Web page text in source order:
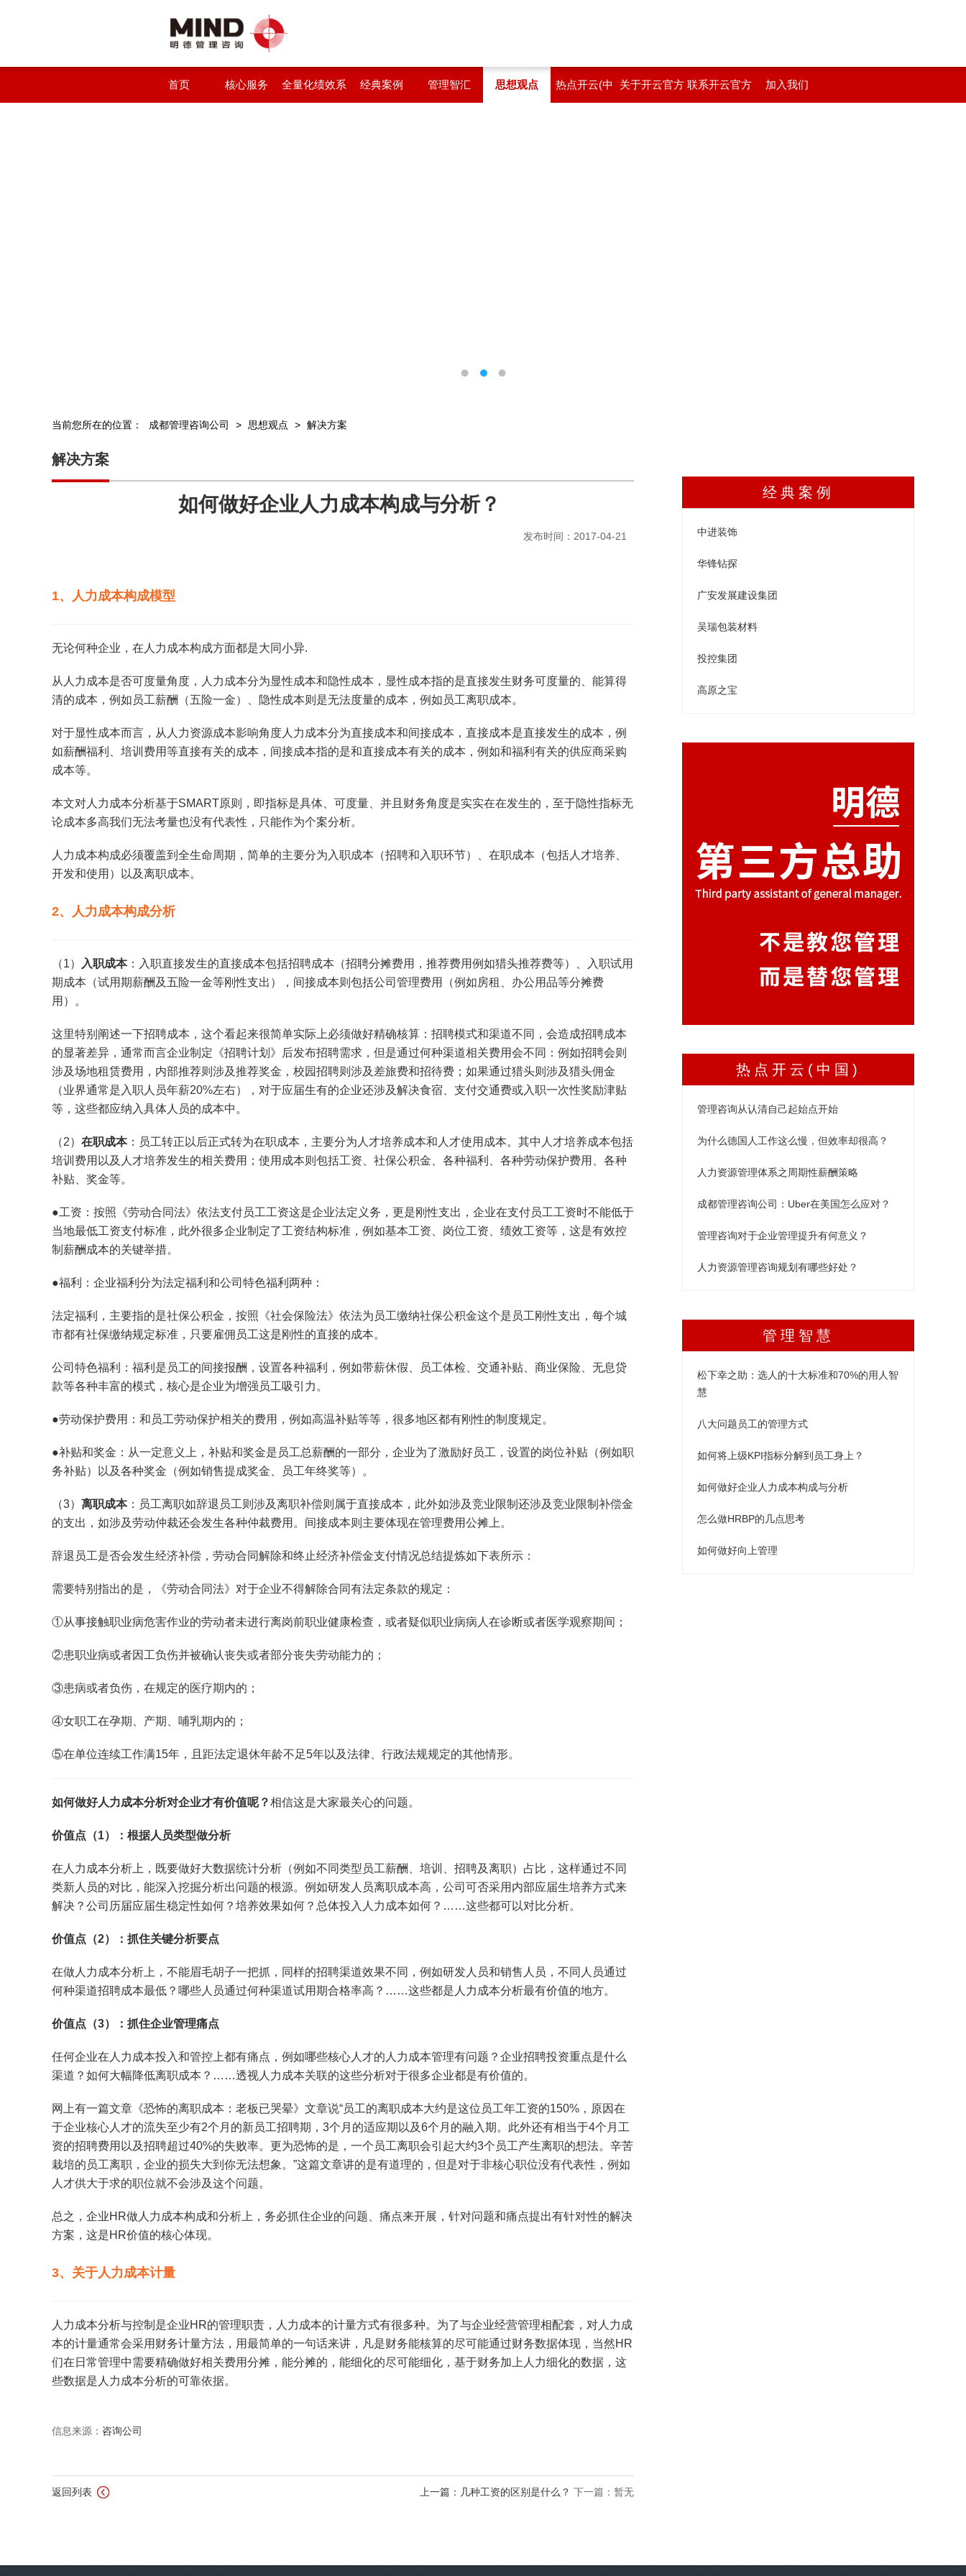
首页 核心服务 全量化绩效系 经典案例 管理智汇 思想观点 热点开云(中 关于开云官方 联系开云官方 加入我们
当前您所在的位置： 成都管理咨询公司 > 思想观点 > 解决方案
解决方案
如何做好企业人力成本构成与分析？
发布时间：2017-04-21
1、人力成本构成模型
无论何种企业，在人力成本构成方面都是大同小异.
从人力成本是否可度量角度，人力成本分为显性成本和隐性成本，显性成本指的是直接发生财务可度量的、能算得
清的成本，例如员工薪酬（五险一金）、隐性成本则是无法度量的成本，例如员工离职成本。
对于显性成本而言，从人力资源成本影响角度人力成本分为直接成本和间接成本，直接成本是直接发生的成本，例
如薪酬福利、培训费用等直接有关的成本，间接成本指的是和直接成本有关的成本，例如和福利有关的供应商采购
成本等。
本文对人力成本分析基于SMART原则，即指标是具体、可度量、并且财务角度是实实在在发生的，至于隐性指标无
论成本多高我们无法考量也没有代表性，只能作为个案分析。
人力成本构成必须覆盖到全生命周期，简单的主要分为入职成本（招聘和入职环节）、在职成本（包括人才培养、
开发和使用）以及离职成本。
2、人力成本构成分析
（1） 入职成本：入职直接发生的直接成本包括招聘成本（招聘分摊费用，推荐费用例如猎头推荐费等）、入职试用
期成本（试用期薪酬及五险一金等刚性支出），间接成本则包括公司管理费用（例如房租、办公用品等分摊费
用）。
这里特别阐述一下招聘成本，这个看起来很简单实际上必须做好精确核算：招聘模式和渠道不同，会造成招聘成本
的显著差异，通常而言企业制定《招聘计划》后发布招聘需求，但是通过何种渠道相关费用会不同：例如招聘会则
涉及场地租赁费用，内部推荐则涉及推荐奖金，校园招聘则涉及差旅费和招待费；如果通过猎头则涉及猎头佣金
（业界通常是入职人员年薪20%左右），对于应届生有的企业还涉及解决食宿、支付交通费或入职一次性奖励津贴
等，这些都应纳入具体人员的成本中。
（2） 在职成本：员工转正以后正式转为在职成本，主要分为人才培养成本和人才使用成本。其中人才培养成本包括
培训费用以及人才培养发生的相关费用；使用成本则包括工资、社保公积金、各种福利、各种劳动保护费用、各种
补贴、奖金等。
●工资：按照《劳动合同法》依法支付员工工资这是企业法定义务，更是刚性支出，企业在支付员工工资时不能低于
当地最低工资支付标准，此外很多企业制定了工资结构标准，例如基本工资、岗位工资、绩效工资等，这是有效控
制薪酬成本的关键举措。
●福利：企业福利分为法定福利和公司特色福利两种：
法定福利，主要指的是社保公积金，按照《社会保险法》依法为员工缴纳社保公积金这个是员工刚性支出，每个城
市都有社保缴纳规定标准，只要雇佣员工这是刚性的直接的成本。
公司特色福利：福利是员工的间接报酬，设置各种福利，例如带薪休假、员工体检、交通补贴、商业保险、无息贷
款等各种丰富的模式，核心是企业为增强员工吸引力。
●劳动保护费用：和员工劳动保护相关的费用，例如高温补贴等等，很多地区都有刚性的制度规定。
●补贴和奖金：从一定意义上，补贴和奖金是员工总薪酬的一部分，企业为了激励好员工，设置的岗位补贴（例如职
务补贴）以及各种奖金（例如销售提成奖金、员工年终奖等）。
（3） 离职成本：员工离职如辞退员工则涉及离职补偿则属于直接成本，此外如涉及竞业限制还涉及竞业限制补偿金
的支出，如涉及劳动仲裁还会发生各种仲裁费用。间接成本则主要体现在管理费用公摊上。
辞退员工是否会发生经济补偿，劳动合同解除和终止经济补偿金支付情况总结提炼如下表所示：
需要特别指出的是，《劳动合同法》对于企业不得解除合同有法定条款的规定：
①从事接触职业病危害作业的劳动者未进行离岗前职业健康检查，或者疑似职业病病人在诊断或者医学观察期间；
②患职业病或者因工负伤并被确认丧失或者部分丧失劳动能力的；
③患病或者负伤，在规定的医疗期内的；
④女职工在孕期、产期、哺乳期内的；
⑤在单位连续工作满15年，且距法定退休年龄不足5年以及法律、行政法规规定的其他情形。
如何做好人力成本分析对企业才有价值呢？相信这是大家最关心的问题。
价值点（1）：根据人员类型做分析
在人力成本分析上，既要做好大数据统计分析（例如不同类型员工薪酬、培训、招聘及离职）占比，这样通过不同
类新人员的对比，能深入挖掘分析出问题的根源。例如研发人员离职成本高，公司可否采用内部应届生培养方式来
解决？公司历届应届生稳定性如何？培养效果如何？总体投入人力成本如何？……这些都可以对比分析。
价值点（2）：抓住关键分析要点
在做人力成本分析上，不能眉毛胡子一把抓，同样的招聘渠道效果不同，例如研发人员和销售人员，不同人员通过
何种渠道招聘成本最低？哪些人员通过何种渠道试用期合格率高？……这些都是人力成本分析最有价值的地方。
价值点（3）：抓住企业管理痛点
任何企业在人力成本投入和管控上都有痛点，例如哪些核心人才的人力成本管理有问题？企业招聘投资重点是什么
渠道？如何大幅降低离职成本？……透视人力成本关联的这些分析对于很多企业都是有价值的。
网上有一篇文章《恐怖的离职成本：老板已哭晕》文章说“员工的离职成本大约是这位员工年工资的150%，原因在
于企业核心人才的流失至少有2个月的新员工招聘期，3个月的适应期以及6个月的融入期。此外还有相当于4个月工
资的招聘费用以及招聘超过40%的失败率。更为恐怖的是，一个员工离职会引起大约3个员工产生离职的想法。辛苦
栽培的员工离职，企业的损失大到你无法想象。”这篇文章讲的是有道理的，但是对于非核心职位没有代表性，例如
人才供大于求的职位就不会涉及这个问题。
总之，企业HR做人力成本构成和分析上，务必抓住企业的问题、痛点来开展，针对问题和痛点提出有针对性的解决
方案，这是HR价值的核心体现。
3、关于人力成本计量
人力成本分析与控制是企业HR的管理职责，人力成本的计量方式有很多种。为了与企业经营管理相配套，对人力成
本的计量通常会采用财务计量方法，用最简单的一句话来讲，凡是财务能核算的尽可能通过财务数据体现，当然HR
们在日常管理中需要精确做好相关费用分摊，能分摊的，能细化的尽可能细化，基于财务加上人力细化的数据，这
些数据是人力成本分析的可靠依据。
信息来源： 咨询公司
返回列表 上一篇：几种工资的区别是什么？ 下一篇：暂无
经典案例
中进装饰
华锋钻探
广安发展建设集团
吴瑞包装材料
投控集团
高原之宝
热点开云(中国)
管理咨询从认清自己起始点开始
为什么德国人工作这么慢，但效率却很高？
人力资源管理体系之周期性薪酬策略
成都管理咨询公司：Uber在美国怎么应对？
管理咨询对于企业管理提升有何意义？
人力资源管理咨询规划有哪些好处？
管理智慧
松下幸之助：选人的十大标准和70%的用人智
慧
八大问题员工的管理方式
如何将上级KPI指标分解到员工身上？
如何做好企业人力成本构成与分析
怎么做HRBP的几点思考
如何做好向上管理